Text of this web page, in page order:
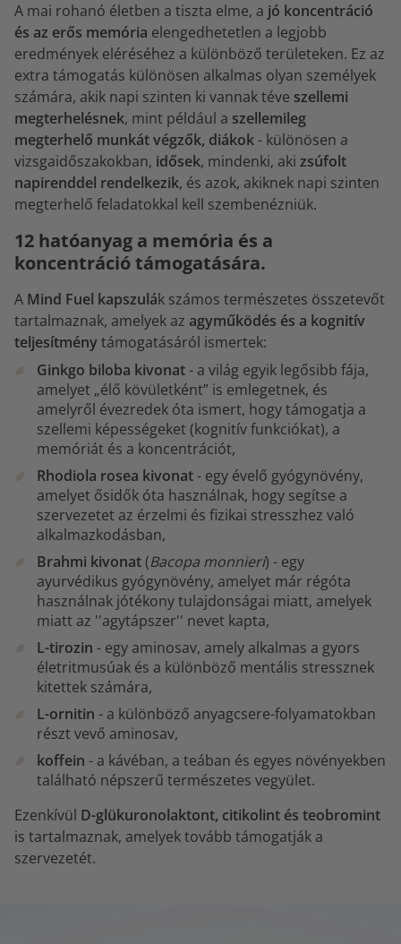
A mai rohanó életben a tiszta elme, a jó koncentráció
és az erős memória elengedhetetlen a legjobb
eredmények eléréséhez a különböző területeken. Ez az
extra támogatás különösen alkalmas olyan személyek
számára, akik napi szinten ki vannak téve szellemi
megterhelésnek, mint például a szellemileg
megterhelő munkát végzők, diákok- különösen a
vizsgaidőszakokban, idősek, mindenki, aki zsúfolt
napirenddel rendelkezik, és azok, akiknek napi szinten
megterhelő feladatokkal kell szembenézniük.
12 hatóanyag a memória és a
koncentráció támogatására.
A Mind Fuel kapszulák számos természetes összetevőt
tartalmaznak, amelyek az agyműködés és a kognitív
teljesítménytámogatásáról ismertek:
Ginkgo biloba kivonat- a világ egyik legősibb fája,
amelyet „élő kövületként” is emlegetnek, és
amelyről évezredek óta ismert, hogy támogatja a
szellemi képességeket (kognitív funkciókat), a
memóriát és a koncentrációt,
Rhodiola rosea kivonat- egy évelő gyógynövény,
amelyet ősidők óta használnak, hogy segítse a
szervezetet az érzelmi és fizikai stresszhez való
alkalmazkodásban,
Brahmi kivonat(Bacopa monnieri) - egy
ayurvédikus gyógynövény, amelyet már régóta
használnak jótékony tulajdonságai miatt, amelyek
miatt az ''agytápszer'' nevet kapta,
L-tirozin - egy aminosav, amely alkalmas a gyors
életritmusúak és a különböző mentális stressznek
kitettek számára,
L-ornitin - a különböző anyagcsere-folyamatokban
részt vevő aminosav,
koffein - a kávéban, a teában és egyes növényekben
található népszerű természetes vegyület.
Ezenkívül D-glükuronolaktont, citikolint és teobromint
is tartalmaznak, amelyek tovább támogatják a
szervezetét.